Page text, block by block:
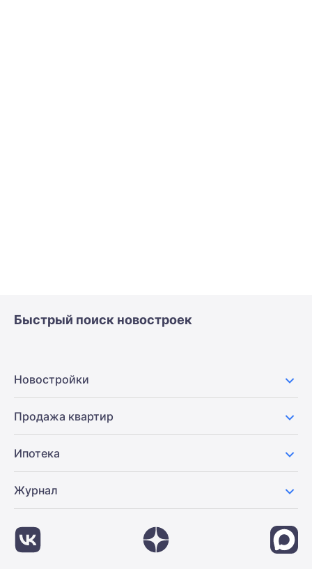
Быстрый поиск новостроек
Новостройки
Продажа квартир
Ипотека
Журнал